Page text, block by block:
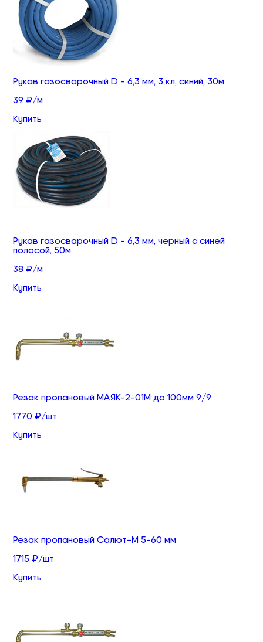
Рукав газосварочный D - 6,3 мм, 3 кл, синий, 30м
39 ₽/м
Купить
Рукав газосварочный D - 6,3 мм, черный с синей
полосой, 50м
38 ₽/м
Купить
Резак пропановый МАЯК-2-01М до 100мм 9/9
1770 ₽/шт
Купить
Резак пропановый Салют-М 5-60 мм
1715 ₽/шт
Купить